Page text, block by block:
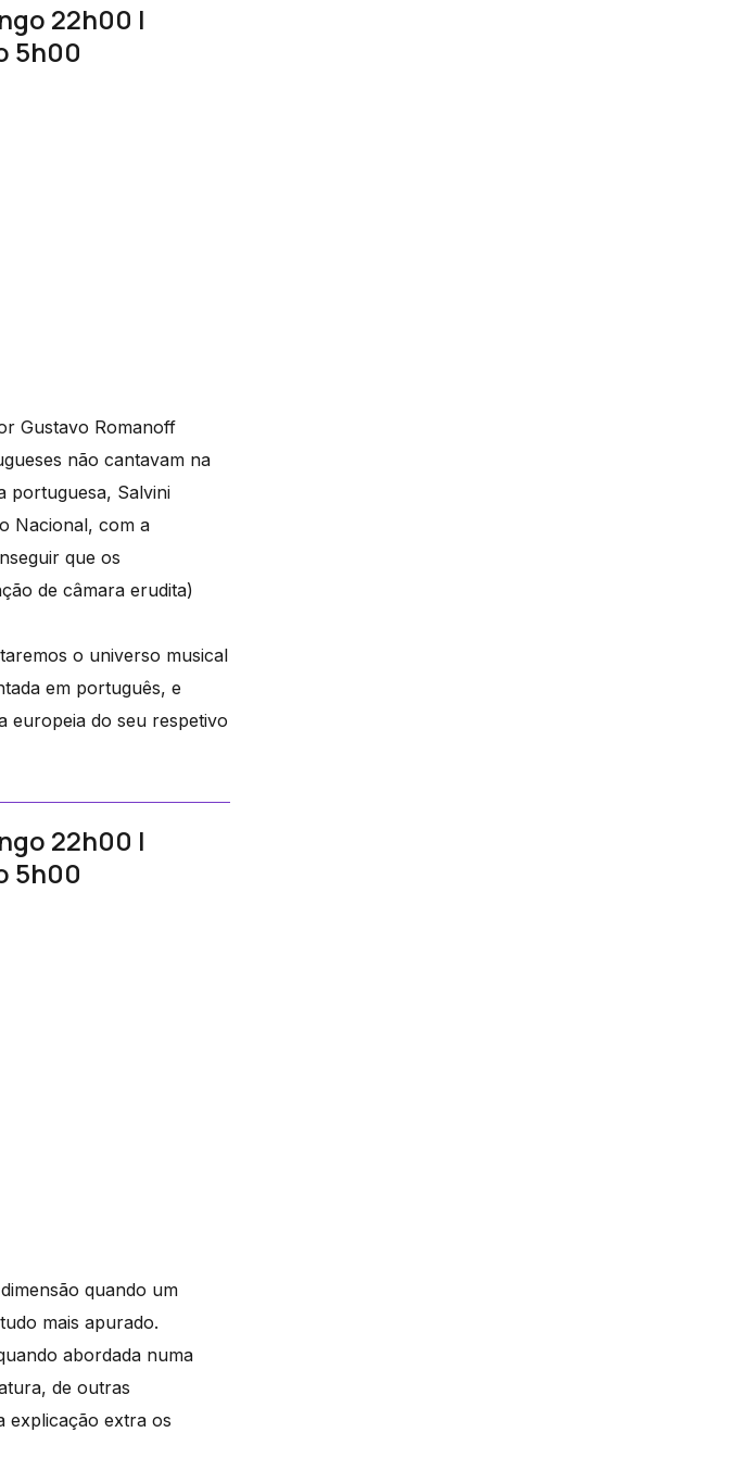
22h00 |
5h00
Gustavo Romanoff
não cantavam na
portuguesa, Salvini
Nacional, com a
que os
de câmara erudita)
o universo musical
em português, e
europeia do seu respetivo
22h00 |
5h00
quando um
mais apurado.
abordada numa
de outras
explicação extra os